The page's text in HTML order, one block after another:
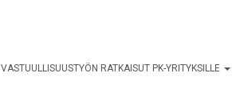
VASTUULLISUUSTYÖN RATKAISUT PK-YRITYKSILLE